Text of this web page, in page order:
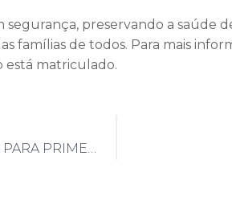
preservando a saúde
famílias de todos. Para mais
está matriculado.
VACINAÇÃO SUSPENSA PARA PRIMEIRA DOSE DE PESSOAS COM 18 ANOS OU MAIS